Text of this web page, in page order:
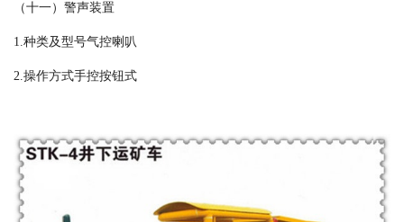
（十一）警声装置
1.种类及型号气控喇叭
2.操作方式手控按钮式